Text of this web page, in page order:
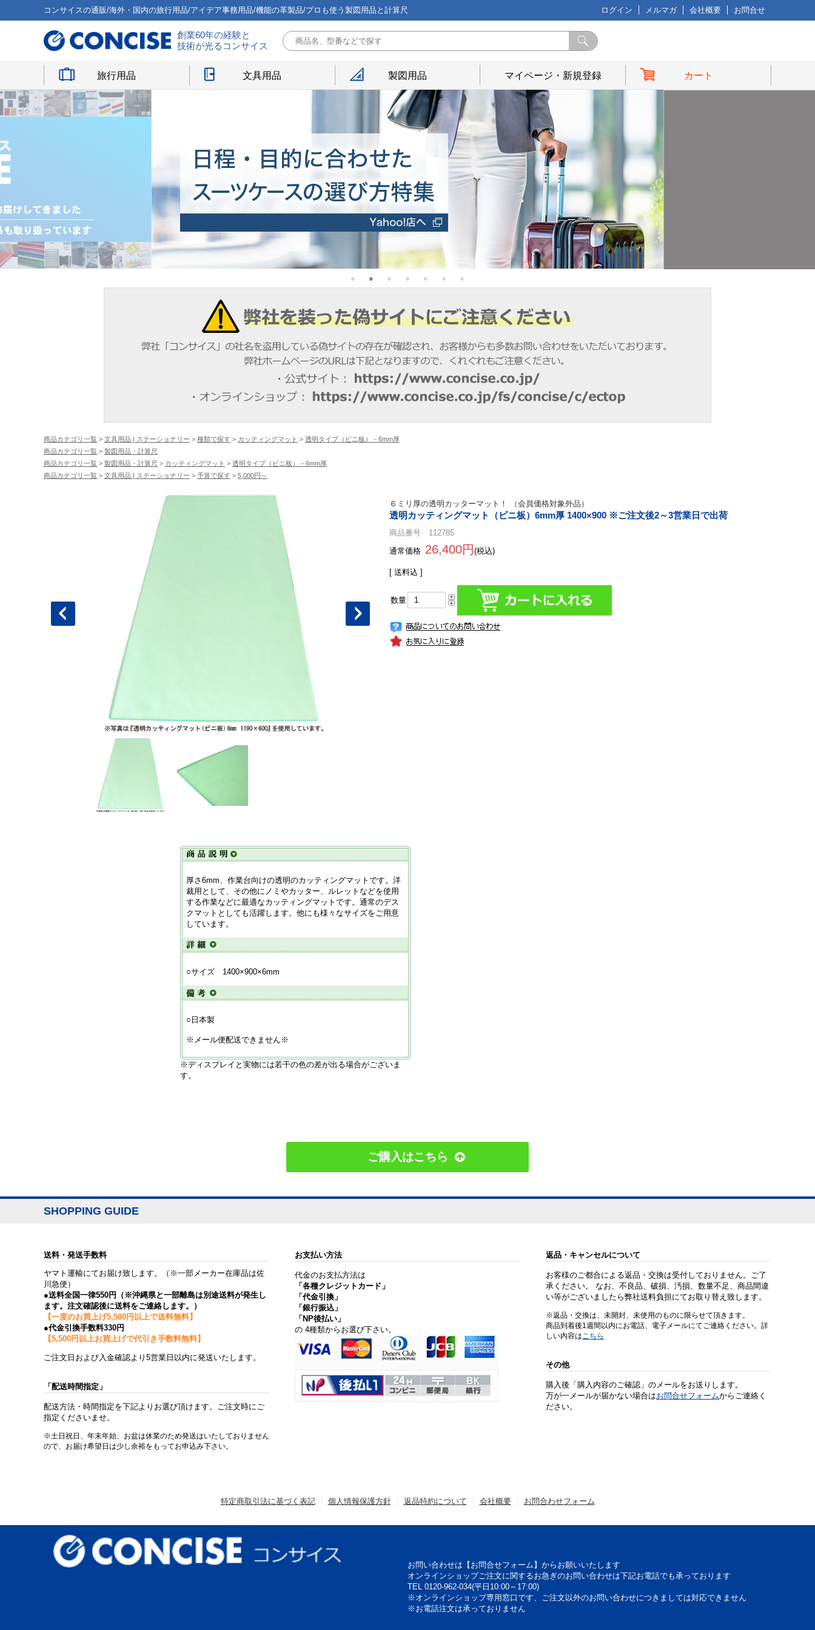
コンサイスの通販/海外・国内の旅行用品/アイデア事務用品/機能の革製品/プロも使う製図用品と計算尺 ログイン メルマガ 会社概要 お問合せ
創業60年の経験と
技術が光るコンサイス
旅行用品 文具用品 製図用品 マイページ・新規登録 カート
商品カテゴリ一覧 > 文具用品 | ステーショナリー > 種類で探す > カッティングマット > 透明タイプ（ビニ板）－6mm厚
商品カテゴリ一覧 > 製図用品・計算尺
商品カテゴリ一覧 > 製図用品・計算尺 > カッティングマット > 透明タイプ（ビニ板）－6mm厚
商品カテゴリ一覧 > 文具用品 | ステーショナリー > 予算で探す > 5,000円～
６ミリ厚の透明カッターマット！ （会員価格対象外品）
透明カッティングマット（ビニ板）6mm厚 1400×900 ※ご注文後2～3営業日で出荷
商品番号 112785
通常価格 26,400円 (税込)
[ 送料込 ]
数量
厚さ6mm、作業台向けの透明のカッティングマットです。洋
裁用として、その他にノミやカッター、ルレットなどを使用
する作業などに最適なカッティングマットです。通常のデス
クマットとしても活躍します。他にも様々なサイズをご用意
しています。
○サイズ 1400×900×6mm
○日本製
※メール便配送できません※
※ディスプレイと実物には若干の色の差が出る場合がございま
す。
ご購入はこちら
SHOPPING GUIDE
送料・発送手数料
ヤマト運輸にてお届け致します。（※一部メーカー在庫品は佐
川急便）
●送料全国一律550円（※沖縄県と一部離島は別途送料が発生し
ます。注文確認後に送料をご連絡します。）
【一度のお買上げ5,500円以上で送料無料】
●代金引換手数料330円
【5,500円以上お買上げで代引き手数料無料】
ご注文日および入金確認より5営業日以内に発送いたします。
「配送時間指定」
配送方法・時間指定を下記よりお選び頂けます。ご注文時にご
指定くださいませ。
※土日祝日、年末年始、お盆は休業のため発送はいたしておりません
ので、お届け希望日は少し余裕をもってお申込み下さい。
お支払い方法
代金のお支払方法は
「各種クレジットカード」
「代金引換」
「銀行振込」
「NP後払い」
の 4種類からお選び下さい。
返品・キャンセルについて
お客様のご都合による返品・交換は受付しておりません。ご了
承ください。 なお、不良品、破損、汚損、数量不足、商品間違
い等がございましたら弊社送料負担にてお取り替え致します。
※返品・交換は、未開封、未使用のものに限らせて頂きます。
商品到着後1週間以内にお電話、電子メールにてご連絡ください。詳
しい内容はこちら
その他
購入後「購入内容のご確認」のメールをお送りします。
万が一メールが届かない場合はお問合せフォームからご連絡く
ださい。
特定商取引法に基づく表記 個人情報保護方針 返品特約について 会社概要 お問合わせフォーム
お問い合わせは【お問合せフォーム】からお願いいたします
オンラインショップご注文に関するお急ぎのお問い合わせは下記お電話でも承っております
TEL 0120-962-034(平日10:00～17:00)
※オンラインショップ専用窓口です、ご注文以外のお問い合わせにつきましては対応できません
※お電話注文は承っておりません